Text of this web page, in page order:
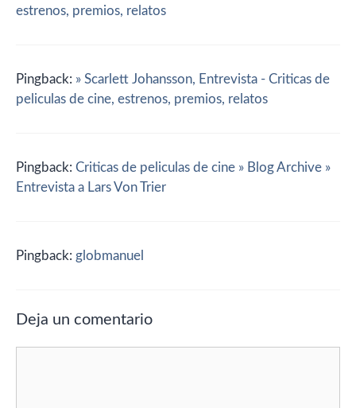
estrenos, premios, relatos
Pingback: » Scarlett Johansson, Entrevista - Criticas de
peliculas de cine, estrenos, premios, relatos
Pingback: Criticas de peliculas de cine » Blog Archive »
Entrevista a Lars Von Trier
Pingback: globmanuel
Deja un comentario